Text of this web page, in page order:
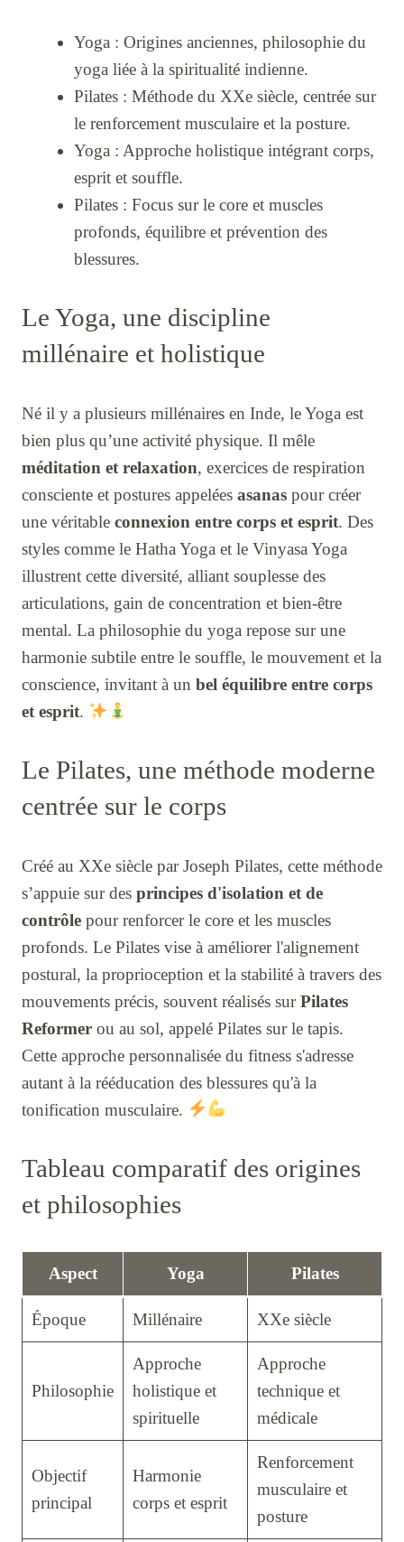
Yoga : Origines anciennes, philosophie du
yoga liée à la spiritualité indienne.
Pilates : Méthode du XXe siècle, centrée sur
le renforcement musculaire et la posture.
Yoga : Approche holistique intégrant corps,
esprit et souffle.
Pilates : Focus sur le core et muscles
profonds, équilibre et prévention des
blessures.
Le Yoga, une discipline
millénaire et holistique
Né il y a plusieurs millénaires en Inde, le Yoga est
bien plus qu’une activité physique. Il mêle
méditation et relaxation, exercices de respiration
consciente et postures appelées asanas pour créer
une véritable connexion entre corps et esprit. Des
styles comme le Hatha Yoga et le Vinyasa Yoga
illustrent cette diversité, alliant souplesse des
articulations, gain de concentration et bien-être
mental. La philosophie du yoga repose sur une
harmonie subtile entre le souffle, le mouvement et la
conscience, invitant à un bel équilibre entre corps
et esprit.
Le Pilates, une méthode moderne
centrée sur le corps
Créé au XXe siècle par Joseph Pilates, cette méthode
s’appuie sur des principes d'isolation et de
contrôle pour renforcer le core et les muscles
profonds. Le Pilates vise à améliorer l'alignement
postural, la proprioception et la stabilité à travers des
mouvements précis, souvent réalisés surPilates
Reformer ou au sol, appelé Pilates sur le tapis.
Cette approche personnalisée du fitness s'adresse
autant à la rééducation des blessures qu'à la
tonification musculaire.
Tableau comparatif des origines
et philosophies
Aspect Yoga Pilates
Époque Millénaire XXe siècle
Philosophie
Approche
holistique et
spirituelle
Approche
technique et
médicale
Objectif
principal
Harmonie
corps et esprit
Renforcement
musculaire et
posture